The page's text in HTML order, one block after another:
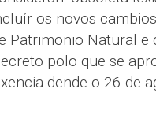
os novos
Patrimonio Natural e
polo que se
dende o 26 de